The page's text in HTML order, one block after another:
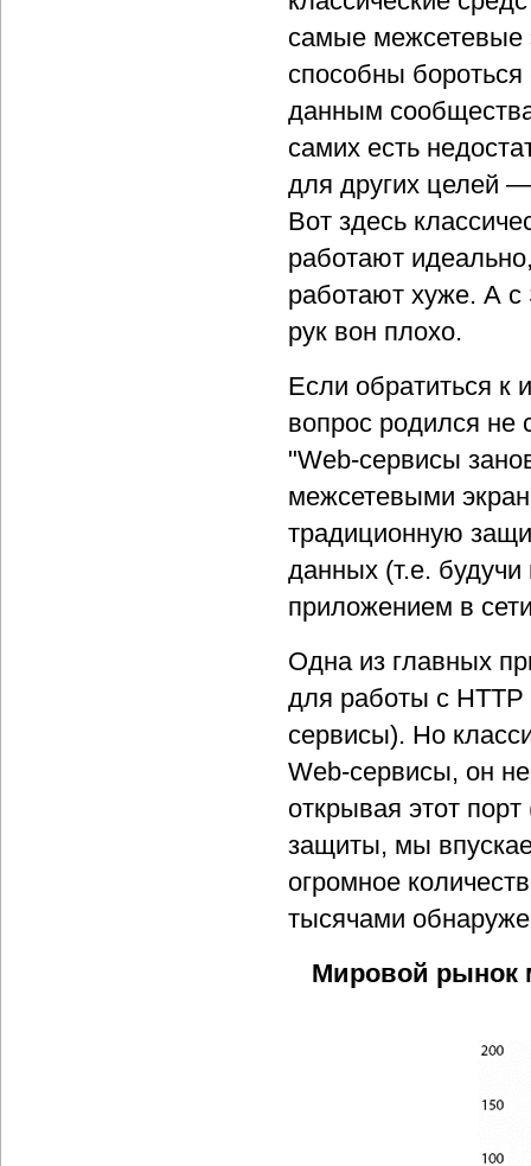
самые межсетевые
способны
данным
самих есть
для других целей
Вот здесь
работают
работают хуже. А с
рук вон плохо.
Если обратиться к
вопрос родился не
"Web-сервисы
межсетевыми
традиционную
данных (т.е.
приложением в
Одна из главных
для работы с
сервисы). Но
Web-сервисы, он
открывая этот
защиты, мы
огромное
тысячами
Мировой рынок